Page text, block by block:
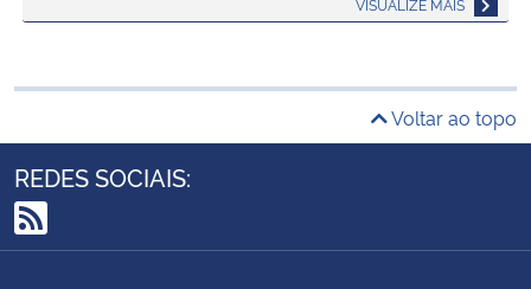
VISUALIZE MAIS
Voltar ao topo
REDES SOCIAIS:
RSS